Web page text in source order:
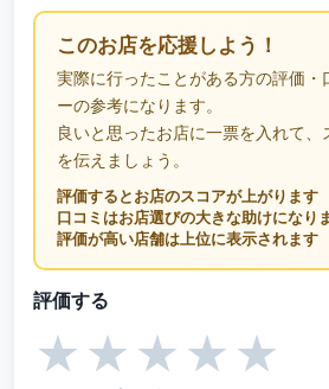
このお店を応援しよう！
実際に行ったことがある方の評価・
ーの参考になります。
良いと思ったお店に一票を入れて
を伝えましょう。
評価するとお店のスコアが上がります
口コミはお店選びの大きな助けになり
評価が高い店舗は上位に表示されます
評価する
★ ★ ★ ★ ★